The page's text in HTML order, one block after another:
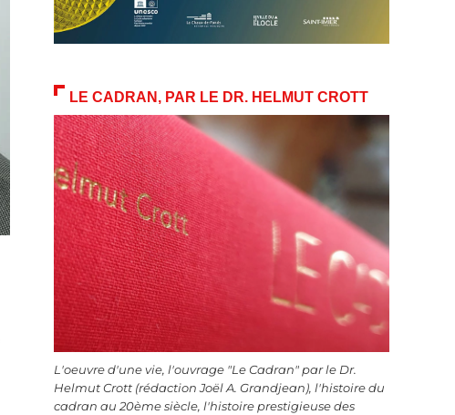
LE CADRAN, PAR LE DR. HELMUT CROTT
L'oeuvre d'une vie, l'ouvrage "Le Cadran" par le Dr.
Helmut Crott (rédaction Joël A. Grandjean), l'histoire du
cadran au 20ème siècle, l'histoire prestigieuse des